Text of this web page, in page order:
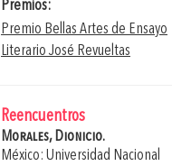
Premios:
Premio Bellas Artes de Ensayo
Literario José Revueltas
Reencuentros
Morales, Dionicio.
México: Universidad Nacional